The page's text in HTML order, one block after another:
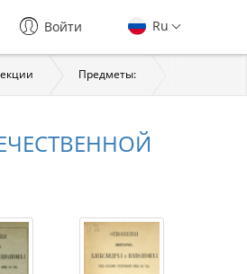
Ru
Войти
Предметы: